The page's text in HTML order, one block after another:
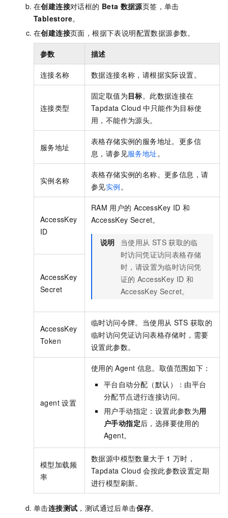
在创建连接对话框的 Beta 数据源页签，单击
Tablestore。
在创建连接页面，根据下表说明配置数据源参数。
参数 描述
连接名称 数据连接名称，请根据实际设置。
连接类型
固定取值为目标。此数据连接在
Tapdata Cloud 中只能作为目标使
用，不能作为源头。
服务地址
表格存储实例的服务地址。更多信
息，请参见服务地址 。
实例名称
表格存储实例的名称。更多信息，请
参见实例 。
AccessKey
ID
RAM 用户的 AccessKey ID 和
AccessKey Secret。
说明 当使用从 STS 获取的临
时访问凭证访问表格存储
时，请设置为临时访问凭
证的 AccessKey ID 和
AccessKey Secret。
AccessKey
Secret
AccessKey
Token
临时访问令牌。当使用从 STS 获取的
临时访问凭证访问表格存储时，需要
设置此参数。
agent 设置
使用的 Agent 信息。取值范围如下：
平台自动分配（默认）：由平台
分配节点进行连接访问。
用户手动指定：设置此参数为用
户手动指定后，选择要使用的
Agent。
模型加载频
率
数据源中模型数量大于 1 万时，
Tapdata Cloud 会按此参数设置定期
进行模型刷新。
单击连接测试 ，测试通过后单击保存。